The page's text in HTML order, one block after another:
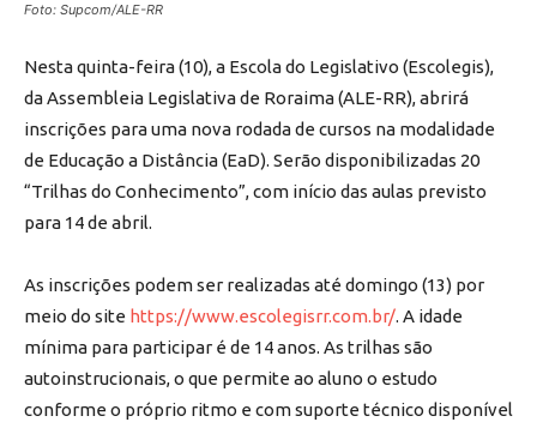
Foto: Supcom/ALE-RR
Nesta quinta-feira (10), a Escola do Legislativo (Escolegis),
da Assembleia Legislativa de Roraima (ALE-RR), abrirá
inscrições para uma nova rodada de cursos na modalidade
de Educação a Distância (EaD). Serão disponibilizadas 20
“Trilhas do Conhecimento”, com início das aulas previsto
para 14 de abril.
As inscrições podem ser realizadas até domingo (13) por
meio do site https://www.escolegisrr.com.br/. A idade
mínima para participar é de 14 anos. As trilhas são
autoinstrucionais, o que permite ao aluno o estudo
conforme o próprio ritmo e com suporte técnico disponível